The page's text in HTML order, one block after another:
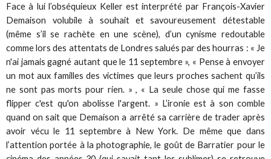
Face à lui l’obséquieux Keller est interprété par François-Xavier
Demaison volubile à souhait et savoureusement détestable
(même s’il se rachète en une scène), d’un cynisme redoutable
comme lors des attentats de Londres salués par des hourras : « Je
n'ai jamais gagné autant que le 11 septembre », « Pense à envoyer
un mot aux familles des victimes que leurs proches sachent qu’ils
ne sont pas morts pour rien. » , « La seule chose qui me fasse
flipper c'est qu'on abolisse l'argent. » L’ironie est à son comble
quand on sait que Demaison a arrêté sa carrière de trader après
avoir vécu le 11 septembre à New York. De même que dans
l’attention portée à la photographie, le goût de Barratier pour le